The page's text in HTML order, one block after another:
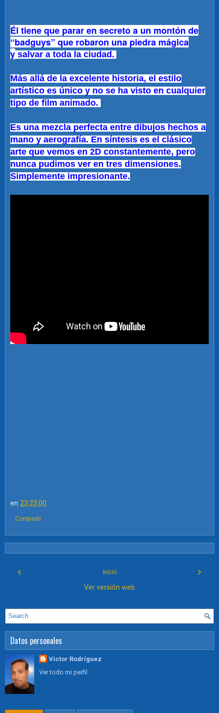
Él tiene que parar en secreto a un montón de
“badguys” que robaron una piedra mágica
y salvar a toda la ciudad.
Más allá de la excelente historia, el estilo
artístico es único y no se ha visto en cualquier
tipo de film animado.
Es una mezcla perfecta entre dibujos hechos a
mano y aerografía. En síntesis es el clásico
arte que vemos en 2D constantemente, pero
nunca pudimos ver en tres dimensiones.
Simplemente impresionante.
en 23:23:00
Compartir
‹ ›
Inicio
Ver versión web
Datos personales
Victor Rodríguez
Ver todo mi perfil